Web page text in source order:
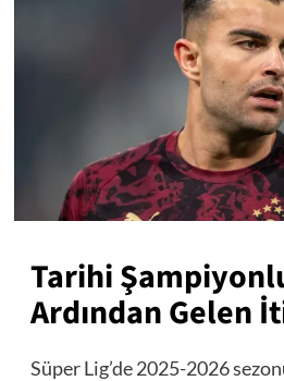
Tarihi
Ardından Gelen
Süper Lig’de 2025-2026